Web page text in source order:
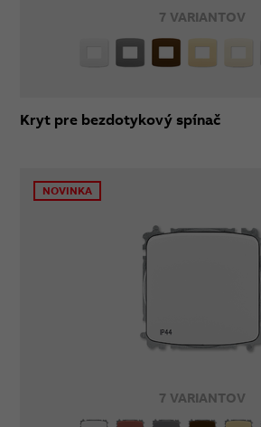
7 VARIANTOV
Kryt pre bezdotykový spínač
7 VARIANTOV
NOVINKA